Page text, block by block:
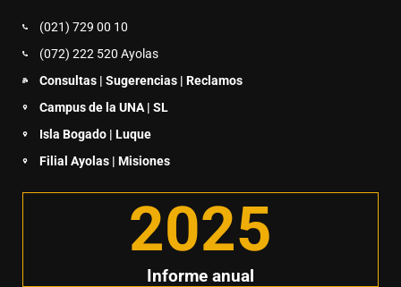
(021) 729 00 10
(072) 222 520 Ayolas
Consultas | Sugerencias | Reclamos
Campus de la UNA | SL
Isla Bogado | Luque
Filial Ayolas | Misiones
Informe anual
2025